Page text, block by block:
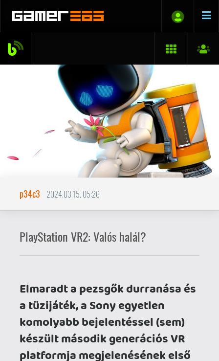
2024.03.15. 05:26
PlayStation VR2: Valós halál?
a tüzijáték, a Sony egyetlen
komolyabb bejelentéssel (sem)
készült második generációs VR
évfordulójára, egy bejegyzéssel
emlékezett meg az eseményről a
PlayStation Blogon.
Egy bő esztendővel ezelőtt, 2023
januárjában a következő mondattal